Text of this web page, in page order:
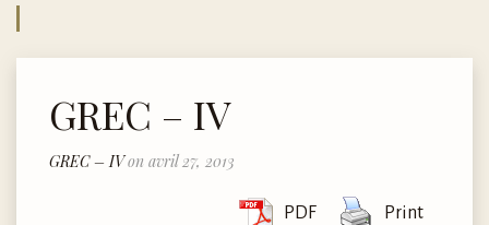
GREC – IV
GREC – IVon avril 27, 2013
PDF Print